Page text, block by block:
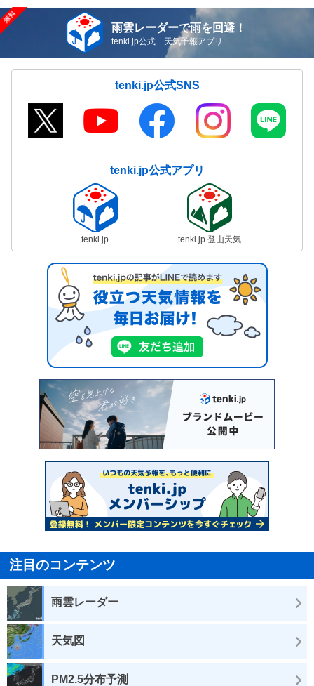
雨雲レーダーで雨を回避！
tenki.jp公式 天気予報アプリ
tenki.jp公式SNS
tenki.jp公式アプリ
tenki.jp tenki.jp 登山天気
注目のコンテンツ
雨雲レーダー
天気図
PM2.5分布予測